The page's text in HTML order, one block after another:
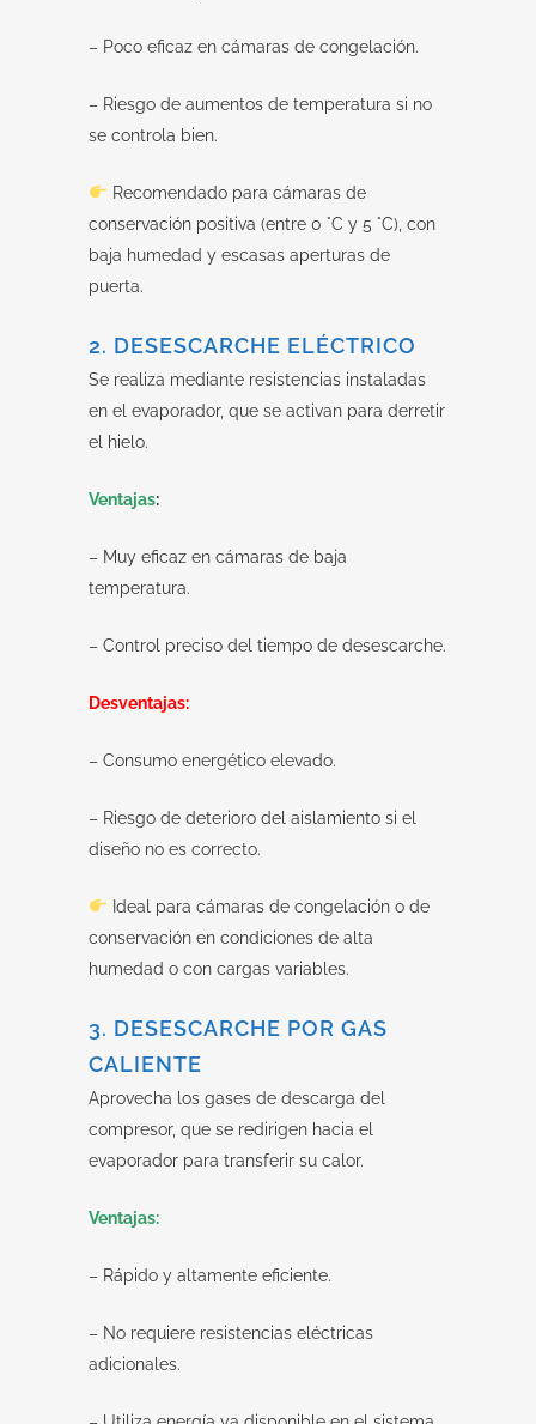
– Poco eficaz en cámaras de congelación.
– Riesgo de aumentos de temperatura si no
se controla bien.
Recomendado para cámaras de
conservación positiva (entre 0 °C y 5 °C), con
baja humedad y escasas aperturas de
puerta.
2. DESESCARCHE ELÉCTRICO
Se realiza mediante resistencias instaladas
en el evaporador, que se activan para derretir
el hielo.
Ventajas:
– Muy eficaz en cámaras de baja
temperatura.
– Control preciso del tiempo de desescarche.
Desventajas:
– Consumo energético elevado.
– Riesgo de deterioro del aislamiento si el
diseño no es correcto.
Ideal para cámaras de congelación o de
conservación en condiciones de alta
humedad o con cargas variables.
3. DESESCARCHE POR GAS
CALIENTE
Aprovecha los gases de descarga del
compresor, que se redirigen hacia el
evaporador para transferir su calor.
Ventajas:
– Rápido y altamente eficiente.
– No requiere resistencias eléctricas
adicionales.